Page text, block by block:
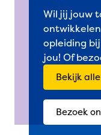
Wil jij jouw
opleiding
jou! Of
Bekijk
Bezoek